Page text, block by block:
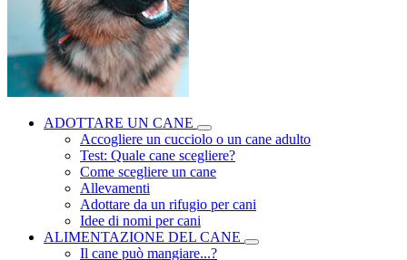
ADOTTARE UN CANE
Accogliere un cucciolo o un cane adulto
Test: Quale cane scegliere?
Come scegliere un cane
Allevamenti
Adottare da un rifugio per cani
Idee di nomi per cani
ALIMENTAZIONE DEL CANE
Il cane può mangiare...?